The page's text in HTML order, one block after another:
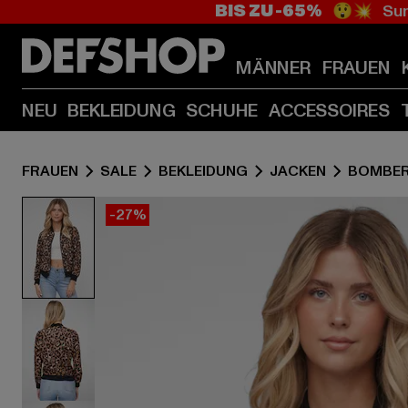
BIS ZU -65% 😲💥
MÄNNER FRAUEN
NEU BEKLEIDUNG SCHUHE ACCESSOIRES
FRAUEN SALE BEKLEIDUNG JACKEN
-27%